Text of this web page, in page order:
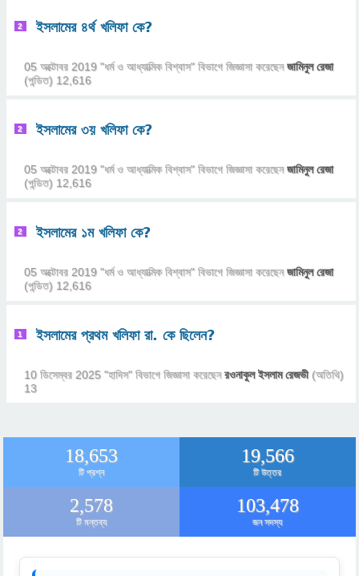
2 ইসলামের ৪র্থ খলিফা কে?
05 অক্টোবর 2019 "ধর্ম ও আধ্যাত্মিক বিশ্বাস" বিভাগে জিজ্ঞাসাকরেছেনজামিনুল রেজা
(পন্ডিত) 12,616
2 ইসলামের ৩য় খলিফা কে?
05 অক্টোবর 2019 "ধর্ম ও আধ্যাত্মিক বিশ্বাস" বিভাগে জিজ্ঞাসাকরেছেনজামিনুল রেজা
(পন্ডিত) 12,616
2 ইসলামের ১ম খলিফা কে?
05 অক্টোবর 2019 "ধর্ম ও আধ্যাত্মিক বিশ্বাস" বিভাগে জিজ্ঞাসাকরেছেনজামিনুল রেজা
(পন্ডিত) 12,616
1 ইসলামের প্রথম খলিফা রা. কে ছিলেন?
10 ডিসেম্বর 2025 "হাদিস" বিভাগে জিজ্ঞাসাকরেছেনরওনাকুল ইসলাম রেজভী (অতিথি)
13
18,653
টি প্রশ্ন
19,566
টি উত্তর
2,578
টি মন্তব্য
103,478
জন সদস্য